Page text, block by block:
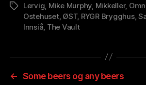
Stikkord
Lervig, Mike Murphy, Mikkeller,
Ostehuset, ØST, RYGR Brygghus,
Innsiå, The Vault
← Some beers og any beers